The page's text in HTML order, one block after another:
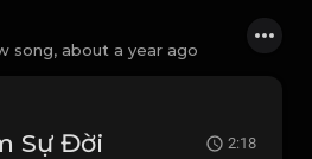
song, about a year ago
Sự Đời 2:18